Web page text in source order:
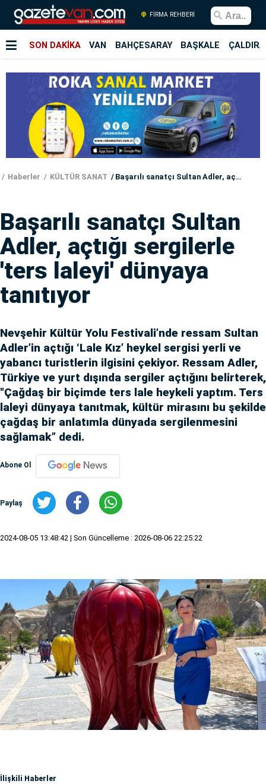
FİRMA REHBERİ
SON DAKİKA VAN BAHÇESARAY BAŞKALE
Haberler KÜLTÜR SANAT Başarılı sanatçı Sultan Adler, açtığı sergilerle 'ters laleyi' dünyaya tanıtıyor
Başarılı sanatçı Sultan
Adler, açtığı sergilerle
'ters laleyi' dünyaya
tanıtıyor
Nevşehir Kültür Yolu Festivali’nde ressam Sultan
Adler’in açtığı ‘Lale Kız’ heykel sergisi yerli ve
yabancı turistlerin ilgisini çekiyor. Ressam Adler,
Türkiye ve yurt dışında sergiler açtığını belirterek,
"Çağdaş bir biçimde ters lale heykeli yaptım. Ters
laleyi dünyaya tanıtmak, kültür mirasını bu şekilde
çağdaş bir anlatımla dünyada sergilenmesini
sağlamak” dedi.
Abone Ol
Paylaş
2024-08-05 13:48:42 | Son Güncelleme : 2026-08-06 22:25:22
İlişkili Haberler